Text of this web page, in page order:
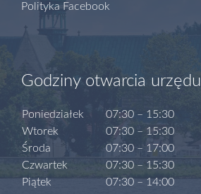
Polityka Facebook
Godziny otwarcia urzędu
Poniedziałek
Wtorek
Środa
Czwartek
Piątek
07:30 – 15:30
07:30 – 15:30
07:30 – 17:00
07:30 – 15:30
07:30 – 14:00